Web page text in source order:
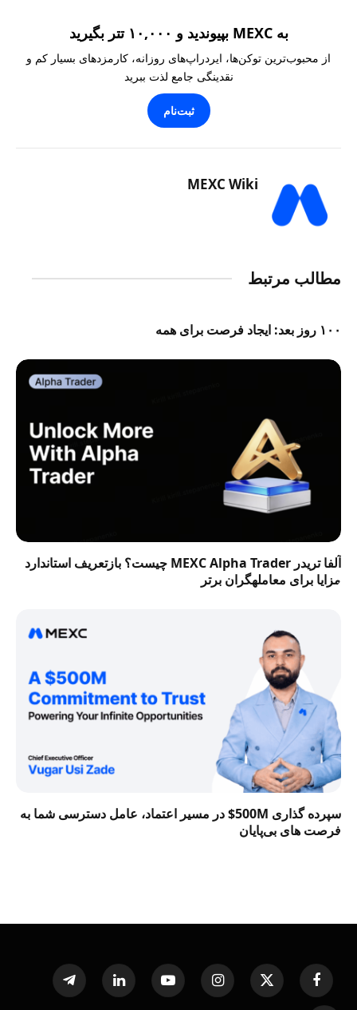
به MEXC بپیوندید و ۱۰,۰۰۰ تتر بگیرید
از محبوب‌ترین توکن‌ها، ایردراپ‌های روزانه، کارمزدهای بسیار کم و
نقدینگی جامع لذت ببرید
ثبت‌نام
MEXC Wiki
مطالب مرتبط
۱۰۰ روز بعد: ایجاد فرصت برای همه
آلفا تریدر MEXC Alpha Trader چیست؟ بازتعریف استاندارد
مزایا برای معاملهگران برتر
سپرده گذاری 500M$ در مسیر اعتماد، عامل دسترسی شما به
فرصت‌ های بی‌پایان
Facebook
X
(Twitter)
Instagram
YouTube
LinkedIn
Telegram